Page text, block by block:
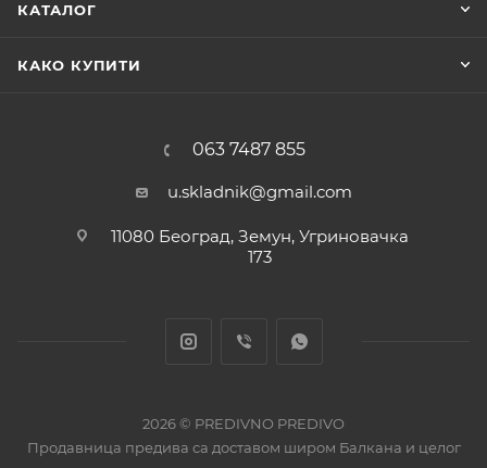
КАТАЛОГ
КАКО КУПИТИ
063 7487 855
u.skladnik@gmail.com
11080 Београд, Земун, Угриновачка
173
2026 © PREDIVNO PREDIVO
Продавница предива са доставом широм Балкана и целог